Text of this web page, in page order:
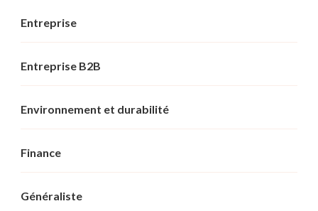
Entreprise
Entreprise B2B
Environnement et durabilité
Finance
Généraliste